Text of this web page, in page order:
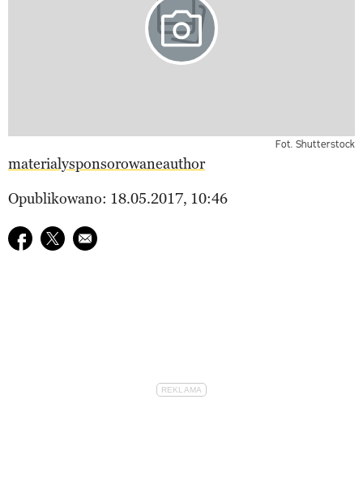
Fot. Shutterstock
materialysponsorowaneauthor
Opublikowano: 18.05.2017, 10:46
Udostępnij na facebook
Udostępnij na twitter
E-mail do przyjaciela